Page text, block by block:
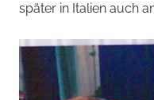
später in Italien auch